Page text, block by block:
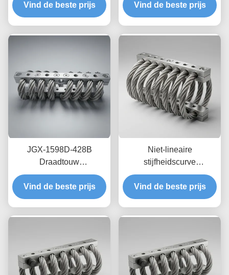
onderhoudsvrij, van
roestvrij staal
Vind de beste prijs
kruip-olievrije
wrijvingsdemping voor
Vind de beste prijs
JGX-1598D-428B
Draadtouw
Trillingsisolator Schimmel
Chemisch wasbestendige
isolatie van roestvrij staal
Vind de beste prijs
Niet-lineaire
stijfheidscurve
draadkabelisolator JGX-
2228D-665B
Milieuvriendelijke
Vind de beste prijs